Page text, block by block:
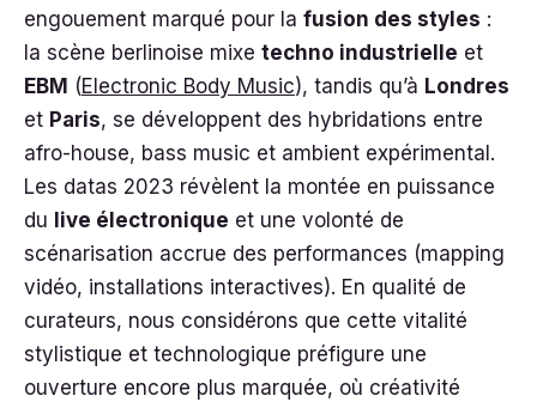
engouement marqué pour la fusion des styles :
la scène berlinoise mixe techno industrielle et
EBM (Electronic Body Music), tandis qu’à Londres
et Paris, se développent des hybridations entre
afro-house, bass music et ambient expérimental.
Les datas 2023 révèlent la montée en puissance
du live électronique et une volonté de
scénarisation accrue des performances (mapping
vidéo, installations interactives). En qualité de
curateurs, nous considérons que cette vitalité
stylistique et technologique préfigure une
ouverture encore plus marquée, où créativité